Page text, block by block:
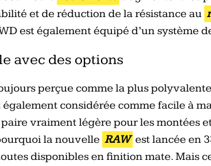
et de réduction de la résistance au
est également équipé d’un système
avec des options
perçue comme la plus
également considérée comme facile à
vraiment légère pour les montées
la nouvelle RAW est lancée en
disponibles en finition mate. Mais